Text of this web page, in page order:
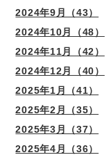
2024年9月（43）
2024年10月（48）
2024年11月（42）
2024年12月（40）
2025年1月（41）
2025年2月（35）
2025年3月（37）
2025年4月（36）